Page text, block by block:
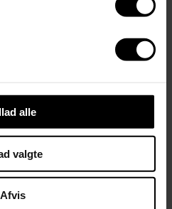
alle
valgte
Afvis